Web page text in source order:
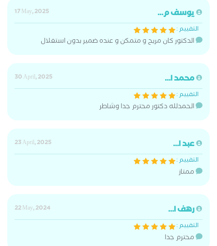
يوسف م...
17 May, 2025
التقييم :
الدكتور كان مريح و متمكن و عنده ضمير بدون استغلال
محمد ا...
30 April, 2025
التقييم :
الحمدلله دكتور محترم جدا وشاطر
عبد ا...
23 April, 2025
التقييم :
ممتاز
رهف ا...
22 May, 2024
التقييم :
محترم جدا